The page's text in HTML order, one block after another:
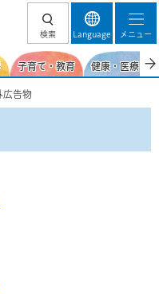
検索 Language メニュー
子育て・教育 健康・医療・
広告物